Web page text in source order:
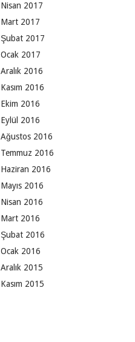
Nisan 2017
Mart 2017
Şubat 2017
Ocak 2017
Aralık 2016
Kasım 2016
Ekim 2016
Eylül 2016
Ağustos 2016
Temmuz 2016
Haziran 2016
Mayıs 2016
Nisan 2016
Mart 2016
Şubat 2016
Ocak 2016
Aralık 2015
Kasım 2015